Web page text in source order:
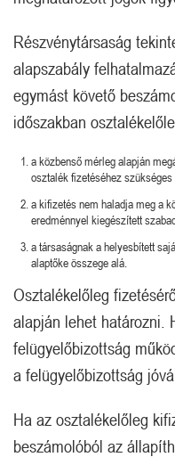
Részvénytársaság
alapszabály
egymást követő
időszakban
a közbenső mérleg alapján
osztalék fizetéséhez szükséges
a kifizetés nem haladja meg a
eredménnyel kiegészített
a társaságnak a helyesbített
alaptőke összege alá.
Osztalékelőleg
alapján lehet határozni.
felügyelőbizottság
a felügyelőbizottság
Ha az osztalékelőleg
beszámolóból az